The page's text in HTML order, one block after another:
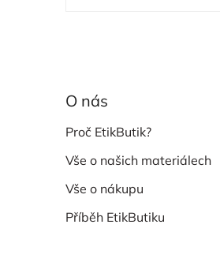
O nás
Proč EtikButik?
Vše o našich materiálech
Vše o nákupu
Příběh EtikButiku